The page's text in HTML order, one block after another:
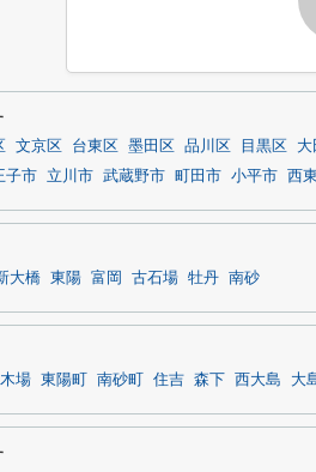
文京区 台東区 墨田区 品川区 目黒区 大
子市 立川市 武蔵野市 町田市 小平市 西
大橋 東陽 富岡 古石場 牡丹 南砂
木場 東陽町 南砂町 住吉 森下 西大島 大